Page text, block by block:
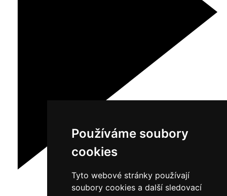
Používáme soubory
cookies
Tyto webové stránky používají
soubory cookies a další sledovací